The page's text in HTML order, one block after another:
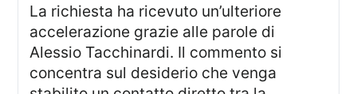
La richiesta ha ricevuto un’ulteriore
accelerazione grazie alle parole di
Alessio Tacchinardi. Il commento si
concentra sul desiderio che venga